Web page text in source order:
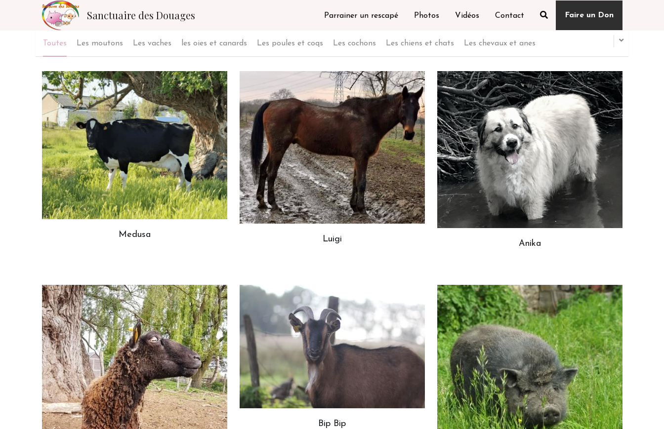
Sanctuaire des Douages Parrainer un rescapé Photos Vidéos Contact Faire un Don
Toutes Les moutons Les vaches les oies et canards Les poules et coqs Les cochons Les chiens et chats Les chevaux et anes
Medusa Luigi Anika
Bip Bip